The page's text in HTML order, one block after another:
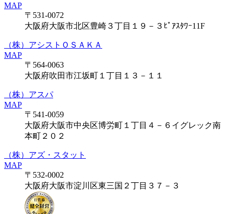
MAP
〒531-0072
大阪府大阪市北区豊崎３丁目１９－３ﾋﾟｱｽﾀﾜｰ11F
（株）アシストＯＳＡＫＡ
MAP
〒564-0063
大阪府吹田市江坂町１丁目１３－１１
（株）アスパ
MAP
〒541-0059
大阪府大阪市中央区博労町１丁目４－６イグレック南
本町２０２
（株）アズ・スタット
MAP
〒532-0002
大阪府大阪市淀川区東三国２丁目３７－３